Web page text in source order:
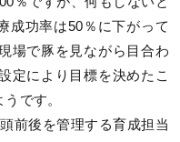
成功率は50％に下がって
場で豚を見ながら目合わ
定により目標を決めたこ
です。
前後を管理する育成担当